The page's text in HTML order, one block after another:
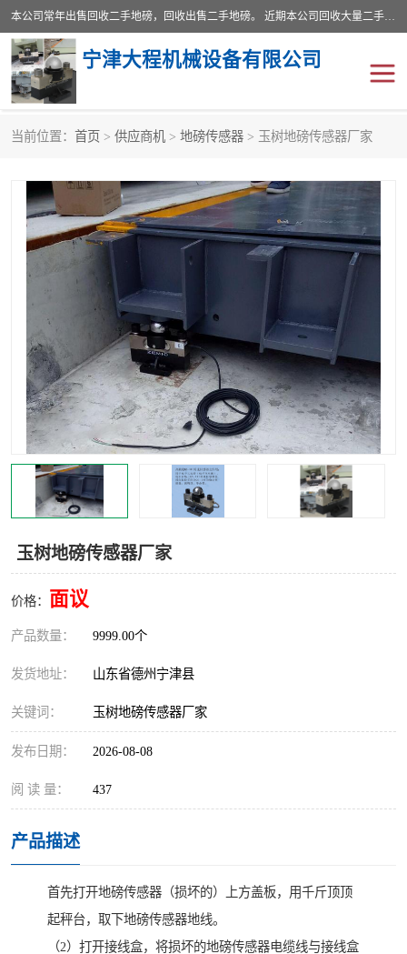
本公司常年出售回收二手地磅，回收出售二手地磅。 近期本公司回收大量二手地磅，型号齐全，宽度从2米到3.5米，长度5米到25米，承重吨位从10到200吨，成色7—9成新。 ? 使用年限6个月至2年，产品来源于个人闲置品，工矿企业停用品，因小换大而来。 精准度和新的一样， 二手地磅是内行人的选择，打个电话就省钱朋友您好等什么
宁津大程机械设备有限公司
当前位置： 首页 > 供应商机 > 地磅传感器 > 玉树地磅传感器厂家
玉树地磅传感器厂家
价格： 面议
产品数量： 9999.00个
发货地址： 山东省德州宁津县
关键词： 玉树地磅传感器厂家
发布日期： 2026-08-08
阅 读 量： 437
产品描述
首先打开地磅传感器（损坏的）上方盖板，用千斤顶顶
起秤台，取下地磅传感器地线。
（2）打开接线盒，将损坏的地磅传感器电缆线与接线盒
地磅传感器 废纸打包机
烘干机 食品烘干机
装载机电子秤 输送机
半自动输送机 全自动输送机
冷却塔 食品螺旋塔
撕碎机 木材撕碎机
塑料撕碎机 金属撕碎机